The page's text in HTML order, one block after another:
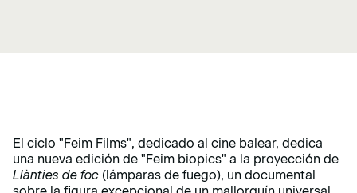
El ciclo "Feim Films", dedicado al cine balear, dedica
una nueva edición de "Feim biopics" a la proyección de
Llànties de foc (lámparas de fuego), un documental